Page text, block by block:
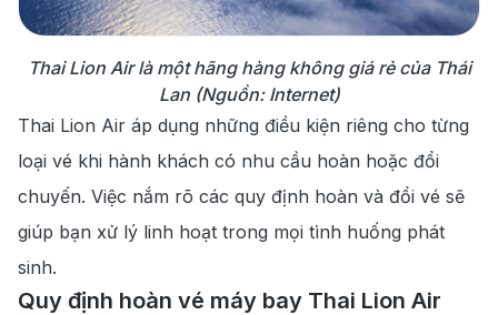
Thai Lion Air là một hãng hàng không giá rẻ của Thái
Lan (Nguồn: Internet)
Thai Lion Air áp dụng những điều kiện riêng cho từng
loại vé khi hành khách có nhu cầu hoàn hoặc đổi
chuyến. Việc nắm rõ các quy định hoàn và đổi vé sẽ
giúp bạn xử lý linh hoạt trong mọi tình huống phát
sinh.
Quy định hoàn vé máy bay Thai Lion Air